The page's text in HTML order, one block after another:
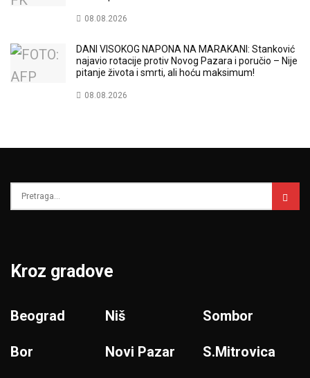
08.08.2026
DANI VISOKOG NAPONA NA MARAKANI: Stanković
najavio rotacije protiv Novog Pazara i poručio – Nije
pitanje života i smrti, ali hoću maksimum!
08.08.2026
Kroz gradove
Beograd
Bor
Niš
Novi Pazar
Sombor
S.Mitrovica